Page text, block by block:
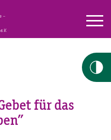
für das